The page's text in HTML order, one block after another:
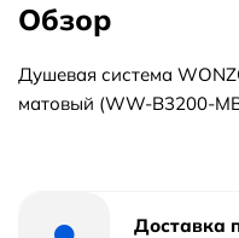
Обзор
Душевая система
матовый (WW-B3200-
Доставка